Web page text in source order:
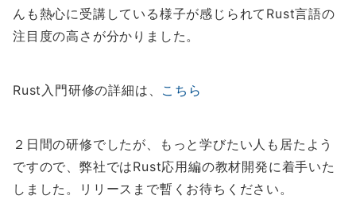
んも熱心に受講している様子が感じられてRust言語の
注目度の高さが分かりました。
Rust入門研修の詳細は、 こちら
２日間の研修でしたが、もっと学びたい人も居たよう
ですので、弊社ではRust応用編の教材開発に着手いた
しました。リリースまで暫くお待ちください。